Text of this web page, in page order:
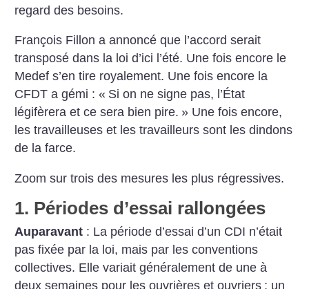
regard des besoins.
François Fillon a annoncé que l’accord serait
transposé dans la loi d’ici l’été. Une fois encore le
Medef s’en tire royalement. Une fois encore la
CFDT a gémi : « Si on ne signe pas, l’État
légifèrera et ce sera bien pire. » Une fois encore,
les travailleuses et les travailleurs sont les dindons
de la farce.
Zoom sur trois des mesures les plus régressives.
1. Périodes d’essai rallongées
Auparavant : La période d’essai d’un CDI n’était
pas fixée par la loi, mais par les conventions
collectives. Elle variait généralement de une à
deux semaines pour les ouvrières et ouvriers ; un